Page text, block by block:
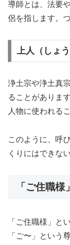
導師とは、法要
侶を指します。
上人（しょう
浄土宗や浄土真
ることがありま
人物に使われる
このように、呼
くりにはできな
「ご住職
「ご住職様」と
「ご〜」という